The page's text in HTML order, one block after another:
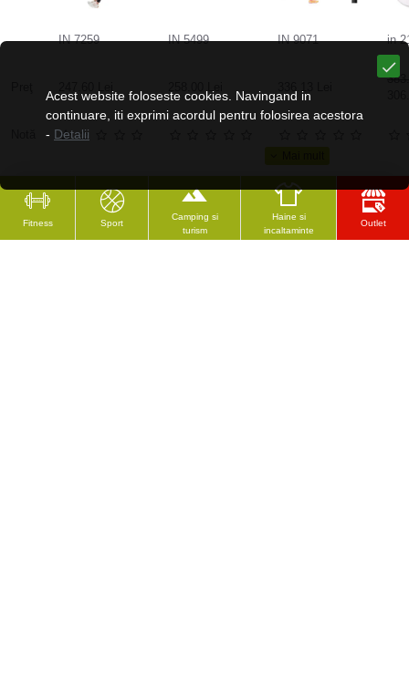
IN 7259 IN 5499 IN 9071 in
Fitness Sport
Camping si
turism
Haine si
incaltaminte
Outlet
Acest website foloseste cookies. Navingand in
continuare, iti exprimi acordul pentru folosirea acestora
- Detalii